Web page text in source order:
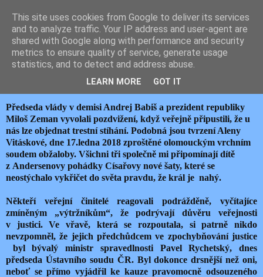
JEMELIK ZDENĚK
čtvrtek 1. února 2018
KRÁL JUSTICE JE NAHÝ !
Předseda vlády v demisi Andrej Babiš a prezident republiky
Miloš Zeman vyvolali pozdvižení, když veřejně připustili, že u
nás lze objednat trestní stíhání. Podobná jsou tvrzení Aleny
Vitáskové, dne 17.ledna 2018 zproštěné olomouckým vrchním
soudem obžaloby. Všichni tři společně mi připomínají dítě
z Andersenovy pohádky Císařovy nové šaty, které se
neostýchalo vykřičet do světa pravdu, že král je nahý.
Někteří veřejní činitelé reagovali podrážděně, vyčítajíce
zmíněným „výtržníkům“, že podrývají důvěru veřejnosti
v justici. Ve vřavě, která se rozpoutala, si patrně nikdo
nevzpomněl, že jejich předchůdcem ve zpochybňování justice
byl bývalý ministr spravedlnosti Pavel Rychetský, dnes
předseda Ústavního soudu ČR. Byl dokonce drsnější než oni,
neboť se přímo vyjádřil ke kauze pravomocně odsouzeného
This site uses cookies from Google to deliver its services
and to analyze traffic. Your IP address and user-agent are
shared with Google along with performance and security
metrics to ensure quality of service, generate usage
statistics, and to detect and address abuse.
LEARN MORE GOT IT